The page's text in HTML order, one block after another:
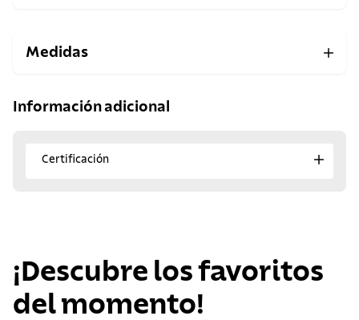
Medidas
Información adicional
Certificación
¡Descubre los favoritos
del momento!